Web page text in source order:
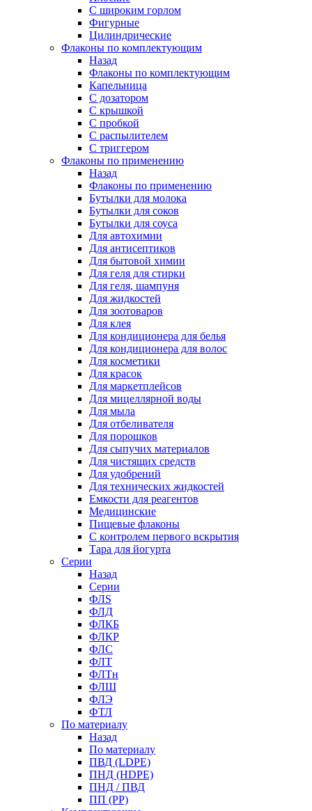
С широким горлом
Фигурные
Цилиндрические
Флаконы по комплектующим
Назад
Флаконы по комплектующим
Капельница
С дозатором
С крышкой
С пробкой
С распылителем
С триггером
Флаконы по применению
Назад
Флаконы по применению
Бутылки для молока
Бутылки для соков
Бутылки для соуса
Для автохимии
Для антисептиков
Для бытовой химии
Для геля для стирки
Для геля, шампуня
Для жидкостей
Для зоотоваров
Для клея
Для кондиционера для белья
Для кондиционера для волос
Для косметики
Для красок
Для маркетплейсов
Для мицеллярной воды
Для мыла
Для отбеливателя
Для порошков
Для сыпучих материалов
Для чистящих средств
Для удобрений
Для технических жидкостей
Емкости для реагентов
Медицинские
Пищевые флаконы
С контролем первого вскрытия
Тара для йогурта
Серии
Назад
Серии
ФЛS
ФЛД
ФЛКБ
ФЛКР
ФЛС
ФЛТ
ФЛТн
ФЛШ
ФЛЭ
ФТЛ
По материалу
Назад
По материалу
ПВД (LDPE)
ПНД (HDPE)
ПНД / ПВД
ПП (PP)